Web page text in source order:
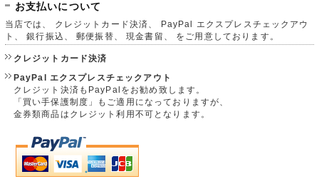
お支払いについて
当店では、 クレジットカード決済、 PayPal エクスプレスチェックアウ
ト、 銀行振込、 郵便振替、 現金書留、 をご用意しております。
クレジットカード決済
PayPal エクスプレスチェックアウト
クレジット決済もPayPalをお勧め致します。
「買い手保護制度」もご適用になっておりますが、
金券類商品はクレジット利用不可となります。